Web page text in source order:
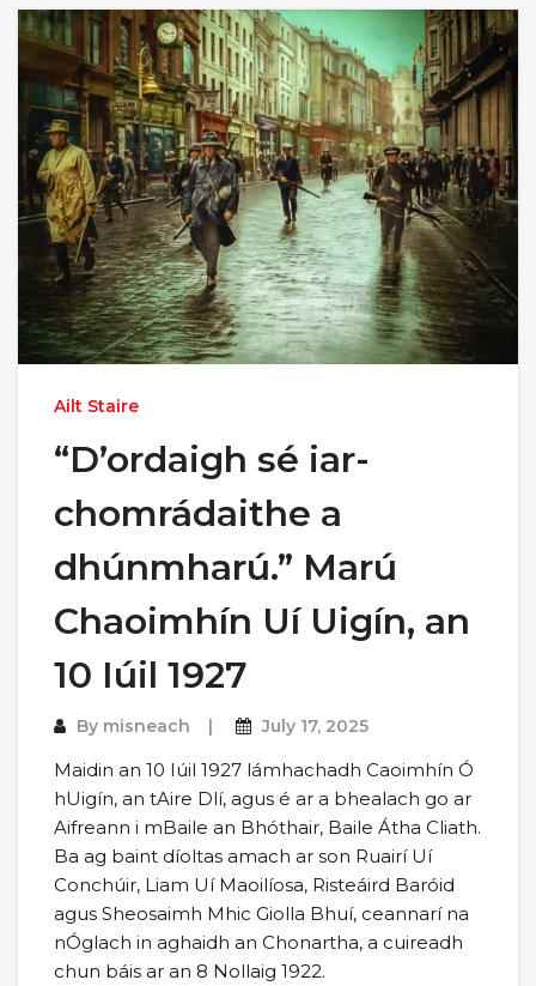
Ailt Staire
“D’ordaigh sé iar-
chomrádaithe a
dhúnmharú.” Marú
Chaoimhín Uí Uigín, an
10 Iúil 1927
By misneach July 17, 2025
Maidin an 10 Iúil 1927 lámhachadh Caoimhín Ó
hUigín, an tAire Dlí, agus é ar a bhealach go ar
Aifreann i mBaile an Bhóthair, Baile Átha Cliath.
Ba ag baint díoltas amach ar son Ruairí Uí
Conchúir, Liam Uí Maoilíosa, Risteáird Baróid
agus Sheosaimh Mhic Giolla Bhuí, ceannarí na
nÓglach in aghaidh an Chonartha, a cuireadh
chun báis ar an 8 Nollaig 1922.